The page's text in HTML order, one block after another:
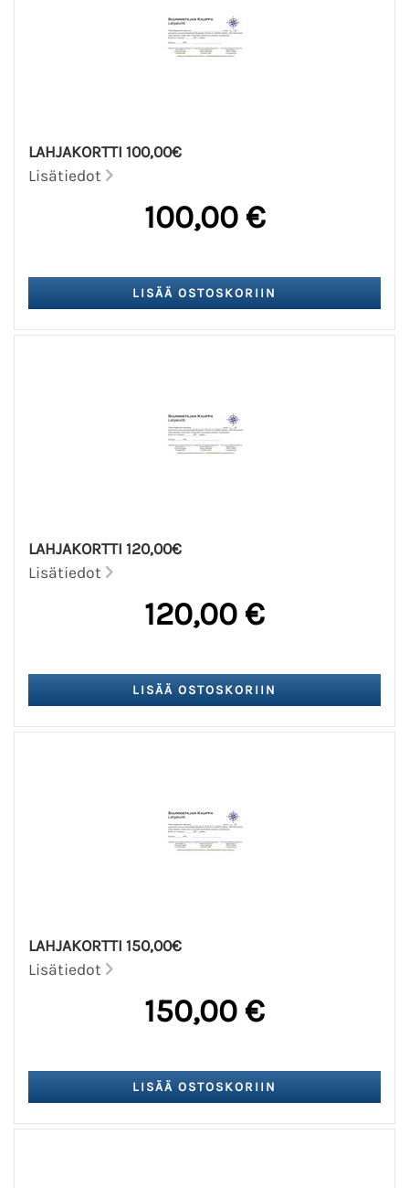
LAHJAKORTTI 100,00€
Lisätiedot
100,00 €
LAHJAKORTTI 120,00€
Lisätiedot
120,00 €
LAHJAKORTTI 150,00€
Lisätiedot
150,00 €